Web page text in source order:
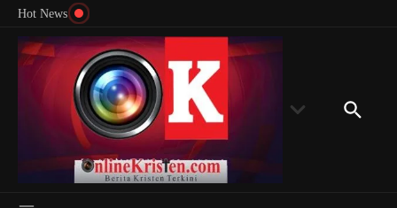
Lewati ke konten
Hot News